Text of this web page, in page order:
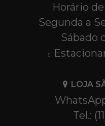
Horário
Segunda a
Sábado
LOJA
Tel.: